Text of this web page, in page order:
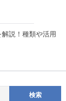
説！種類や活用